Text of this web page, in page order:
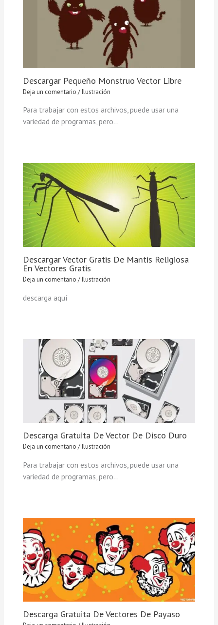
Descargar Pequeño Monstruo Vector Libre
Deja un comentario /Ilustración
Para trabajar con estos archivos, puede usar una
variedad de programas, pero…
Descargar Vector Gratis De Mantis Religiosa
En Vectores Gratis
Deja un comentario /Ilustración
descarga aquí
Descarga Gratuita De Vector De Disco Duro
Deja un comentario /Ilustración
Para trabajar con estos archivos, puede usar una
variedad de programas, pero…
Descarga Gratuita De Vectores De Payaso